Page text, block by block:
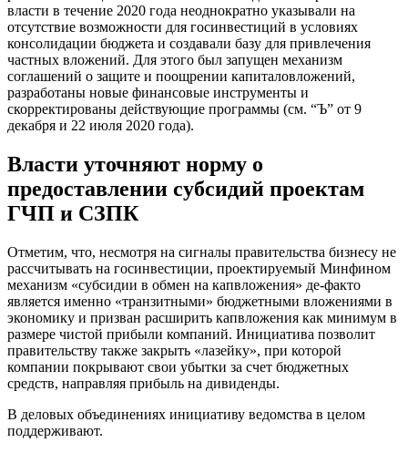
власти в течение 2020 года неоднократно указывали на
отсутствие возможности для госинвестиций в условиях
консолидации бюджета и создавали базу для привлечения
частных вложений. Для этого был запущен механизм
соглашений о защите и поощрении капиталовложений,
разработаны новые финансовые инструменты и
скорректированы действующие программы (см. “Ъ” от 9
декабря и 22 июля 2020 года).
Власти уточняют норму о
предоставлении субсидий проектам
ГЧП и СЗПК
Отметим, что, несмотря на сигналы правительства бизнесу не
рассчитывать на госинвестиции, проектируемый Минфином
механизм «субсидии в обмен на капвложения» де-факто
является именно «транзитными» бюджетными вложениями в
экономику и призван расширить капвложения как минимум в
размере чистой прибыли компаний. Инициатива позволит
правительству также закрыть «лазейку», при которой
компании покрывают свои убытки за счет бюджетных
средств, направляя прибыль на дивиденды.
В деловых объединениях инициативу ведомства в целом
поддерживают.